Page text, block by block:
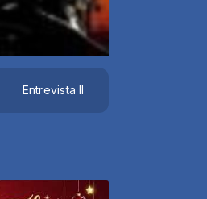
Entrevista II